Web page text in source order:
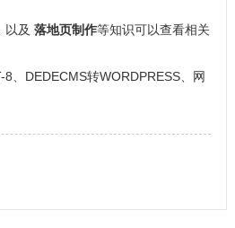
以及落地页制作等知识可以查看相关
、DEDECMS转WORDPRESS、网